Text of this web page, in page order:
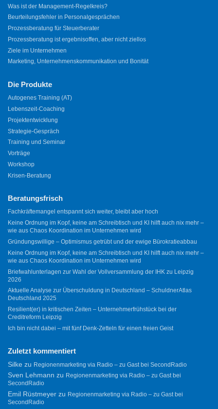
Was ist der Management-Regelkreis?
Beurteilungsfehler in Personalgesprächen
Prozessberatung für Steuerberater
Prozessberatung ist ergebnisoffen, aber nicht ziellos
Ziele im Unternehmen
Marketing, Unternehmenskommunikation und Bonität
Die Produkte
Autogenes Training (AT)
Lebenszeit-Coaching
Projektentwicklung
Strategie-Gespräch
Training und Seminar
Vorträge
Workshop
Krisen-Beratung
Beratungsfrisch
Fachkräftemangel entspannt sich weiter, bleibt aber hoch
Keine Ordnung im Kopf, keine am Schreibtisch und KI hilft auch nix mehr –
wie aus Chaos Koordination im Unternehmen wird
Gründungswillige – Optimismus getrübt und der ewige Bürokratieabbau
Keine Ordnung im Kopf, keine am Schreibtisch und KI hilft auch nix mehr –
wie aus Chaos Koordination im Unternehmen wird
Briefwahlunterlagen zur Wahl der Vollversammlung der IHK zu Leipzig
2026
Aktuelle Analyse zur Überschuldung in Deutschland – SchuldnerAtlas
Deutschland 2025
Resilient(er) in kritischen Zeiten – Unternehmerfrühstück bei der
Creditreform Leipzig
Ich bin nicht dabei – mit fünf Denk-Zetteln für einen freien Geist
Zuletzt kommentiert
Silkezu Regionenmarketing via Radio – zu Gast bei SecondRadio
Sven Lehmann zu Regionenmarketing via Radio – zu Gast bei
SecondRadio
Emil Rüstmeyerzu Regionenmarketing via Radio – zu Gast bei
SecondRadio